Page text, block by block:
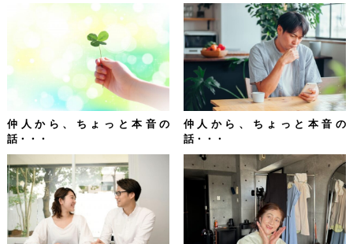
仲人から、ちょっと本音の
話・・・
仲人から、ちょっと本音の
話・・・